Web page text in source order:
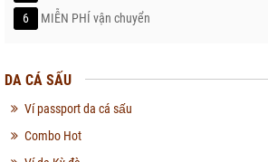
6
MIỄN PHÍ vận chuyển
DA CÁ SẤU
Ví passport da cá sấu
Combo Hot